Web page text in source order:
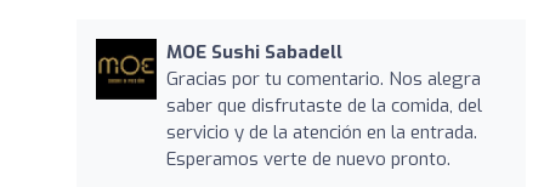
MOE Sushi Sabadell
Gracias por tu comentario. Nos alegra
saber que disfrutaste de la comida, del
servicio y de la atención en la entrada.
Esperamos verte de nuevo pronto.